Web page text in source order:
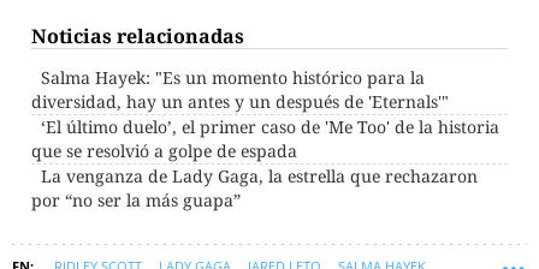
Noticias relacionadas
Salma Hayek: "Es un momento histórico para la
diversidad, hay un antes y un después de 'Eternals'"
‘El último duelo’, el primer caso de 'Me Too' de la historia
que se resolvió a golpe de espada
La venganza de Lady Gaga, la estrella que rechazaron
por “no ser la más guapa”